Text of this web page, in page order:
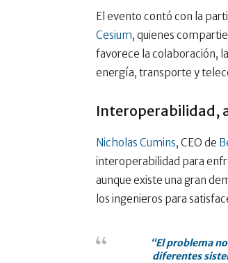
El evento contó con la
Cesium, quienes
favorece la colaboración,
energía, transporte y
Interoperabilidad,
Nicholas Cumins, CEO de
interoperabilidad para
aunque existe una gran
los ingenieros para
“El problema
diferentes